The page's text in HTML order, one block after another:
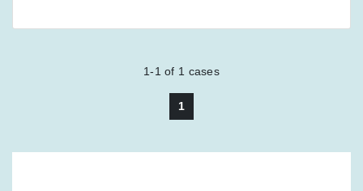
1-1 of 1 cases
1